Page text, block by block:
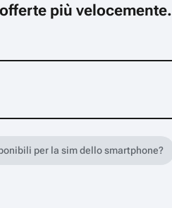
più velocemente.
per la sim dello smartphone?